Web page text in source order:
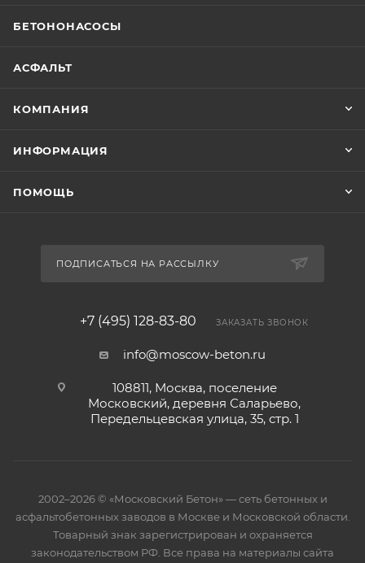
БЕТОНОНАСОСЫ
АСФАЛЬТ
КОМПАНИЯ
ИНФОРМАЦИЯ
ПОМОЩЬ
ПОДПИСАТЬСЯ НА РАССЫЛКУ
+7 (495) 128-83-80 ЗАКАЗАТЬ ЗВОНОК
info@moscow-beton.ru
108811, Москва, поселение
Московский, деревня Саларьево,
Передельцевская улица, 35, стр. 1
2002–2026 © «Московский Бетон» — сеть бетонных и
асфальтобетонных заводов в Москве и Московской области.
Товарный знак зарегистрирован и охраняется
законодательством РФ. Все права на материалы сайта